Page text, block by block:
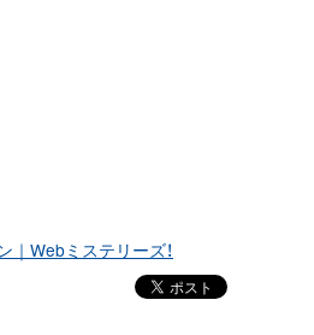
Webミステリーズ！